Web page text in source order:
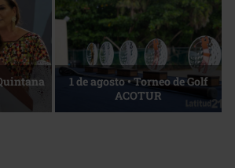
La esencia del servicio